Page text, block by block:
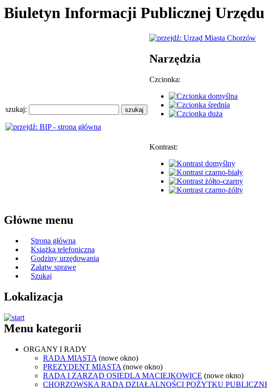
Biuletyn Informacji Publicznej
szukaj:
Narzędzia
Czcionka:
Kontrast:
Główne menu
Strona główna
Książka telefoniczna
Godziny urzędowania
Załatw sprawę
Szukaj
Lokalizacja
Menu kategorii
ORGANY I RADY
RADA MIASTA (nowe okno)
PREZYDENT MIASTA (nowe okno)
RADA I ZARZĄD OSIEDLA MACIEJKOWICE (nowe okno)
CHORZOWSKA RADA DZIAŁALNOŚCI POŻYTKU